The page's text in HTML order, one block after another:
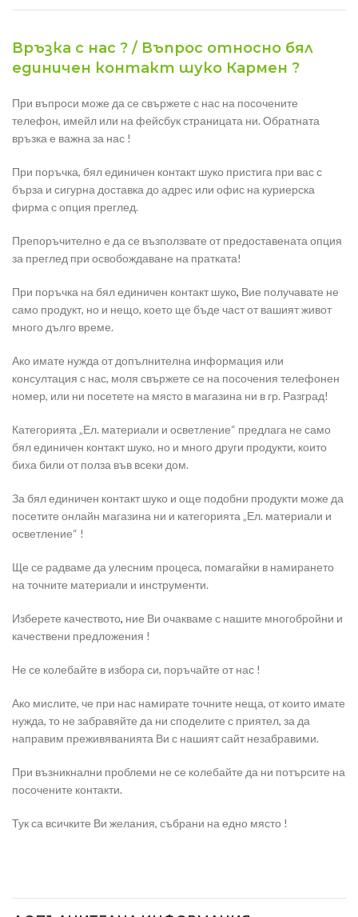
Връзка с нас ? / Въпрос относно бял
единичен контакт шуко Кармен ?
При въпроси може да се свържете с нас на посочените
телефон, имейл или на фейсбук страницата ни. Обратната
връзка е важна за нас !
При поръчка, бял единичен контакт шуко пристига при вас с
бърза и сигурна доставка до адрес или офис на куриерска
фирма с опция преглед.
Препоръчително е да се възползвате от предоставената опция
за преглед при освобождаване на пратката!
При поръчка на бял единичен контакт шуко, Вие получавате не
само продукт, но и нещо, което ще бъде част от вашият живот
много дълго време.
Ако имате нужда от допълнителна информация или
консултация с нас, моля свържете се на посочения телефонен
номер, или ни посетете на място в магазина ни в гр. Разград!
Категорията „Ел. материали и осветление“ предлага не само
бял единичен контакт шуко, но и много други продукти, които
биха били от полза във всеки дом.
За бял единичен контакт шуко и още подобни продукти може да
посетите онлайн магазина ни и категорията „Ел. материали и
осветление“ !
Ще се радваме да улесним процеса, помагайки в намирането
на точните материали и инструменти.
Изберете качеството, ние Ви очакваме с нашите многобройни и
качествени предложения !
Не се колебайте в избора си, поръчайте от нас !
Ако мислите, че при нас намирате точните неща, от които имате
нужда, то не забравяйте да ни споделите с приятел, за да
направим преживяванията Ви с нашият сайт незабравими.
При възникнални проблеми не се колебайте да ни потърсите на
посочените контакти.
Тук са всичките Ви желания, събрани на едно място !